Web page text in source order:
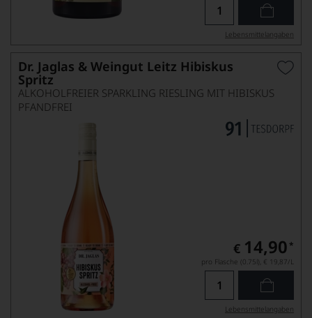
Lebensmittel­angaben
Dr. Jaglas & Weingut Leitz Hibiskus
Spritz
ALKOHOLFREIER SPARKLING RIESLING MIT HIBISKUS
PFANDFREI
€ 14,90 *
pro Flasche (0.75l), € 19,87/L
Lebensmittel­angaben